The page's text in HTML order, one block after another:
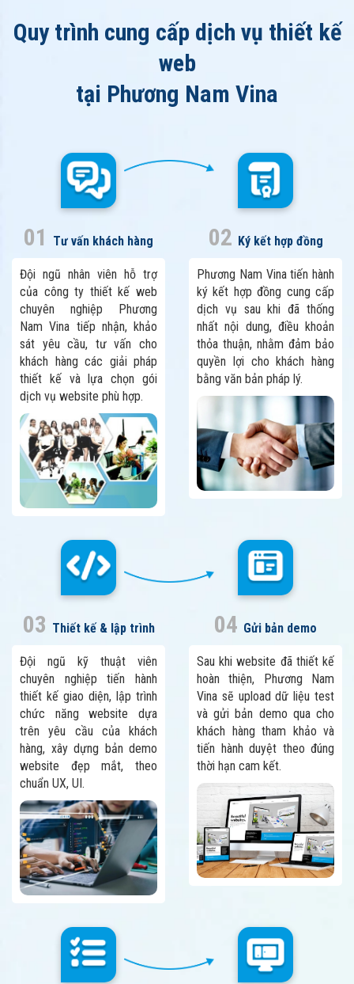
Quy trình cung cấp dịch vụ thiết kế
web
tại Phương Nam Vina
01 Tư vấn khách hàng
Đội ngũ nhân viên hỗ trợ
của công ty thiết kế web
chuyên nghiệp Phương
Nam Vina tiếp nhận, khảo
sát yêu cầu, tư vấn cho
khách hàng các giải pháp
thiết kế và lựa chọn gói
dịch vụ website phù hợp.
02 Ký kết hợp đồng
Phương Nam Vina tiến hành
ký kết hợp đồng cung cấp
dịch vụ sau khi đã thống
nhất nội dung, điều khoản
thỏa thuận, nhằm đảm bảo
quyền lợi cho khách hàng
bằng văn bản pháp lý.
03 Thiết kế & lập trình
Đội ngũ kỹ thuật viên
chuyên nghiệp tiến hành
thiết kế giao diện, lập trình
chức năng website dựa
trên yêu cầu của khách
hàng, xây dựng bản demo
website đẹp mắt, theo
chuẩn UX, UI.
04 Gửi bản demo
Sau khi website đã thiết kế
hoàn thiện, Phương Nam
Vina sẽ upload dữ liệu test
và gửi bản demo qua cho
khách hàng tham khảo và
tiến hành duyệt theo đúng
thời hạn cam kết.